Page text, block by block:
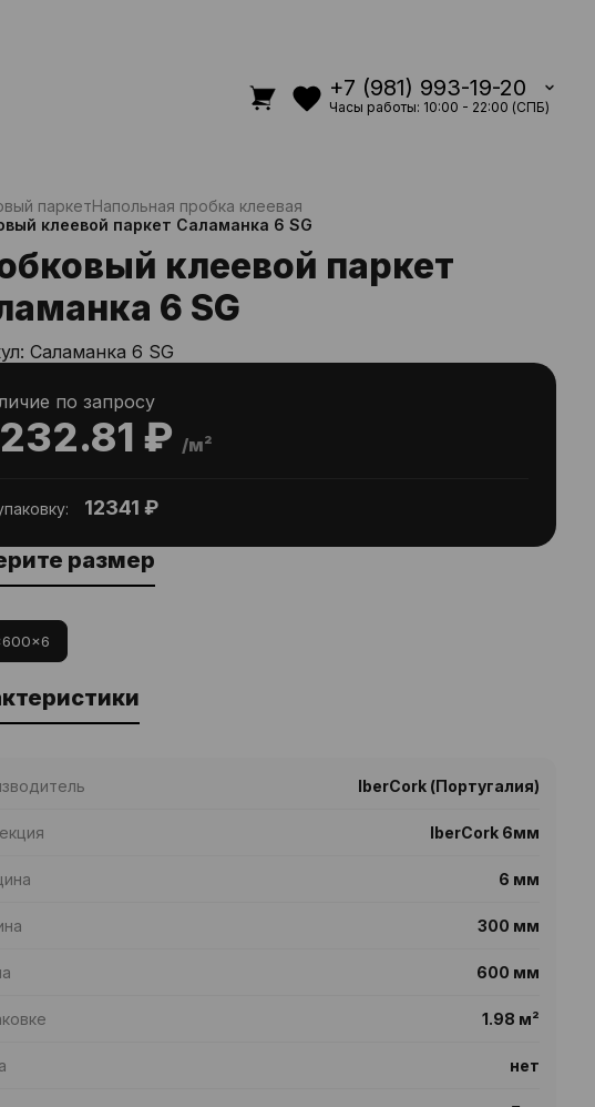
+7 (981) 993-19-20
Часы работы: 10:00 - 22:00 (СПБ)
паркетНапольная пробка клеевая
клеевой паркет Саламанка 6 SG
клеевой паркет
6 SG
Саламанка 6 SG
₽ /м²
по запросу
12341 ₽
размер
IberCork (Португалия)
IberCork 6мм
6 мм
300 мм
600 мм
1.98 м²
нет